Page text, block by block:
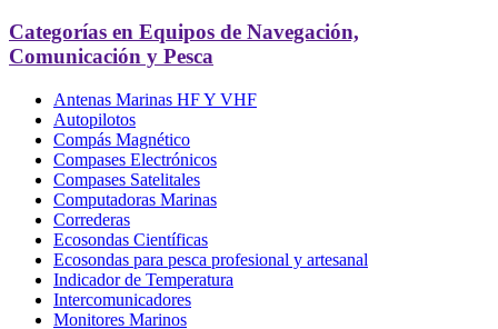
Categorías en Equipos de Navegación,
Comunicación y Pesca
Antenas Marinas HF Y VHF
Autopilotos
Compás Magnético
Compases Electrónicos
Compases Satelitales
Computadoras Marinas
Correderas
Ecosondas Científicas
Ecosondas para pesca profesional y artesanal
Indicador de Temperatura
Intercomunicadores
Monitores Marinos